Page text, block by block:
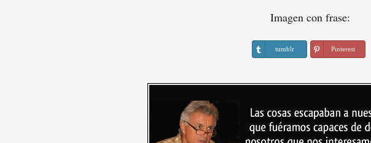
Imagen con frase:
tumblr Pinterest